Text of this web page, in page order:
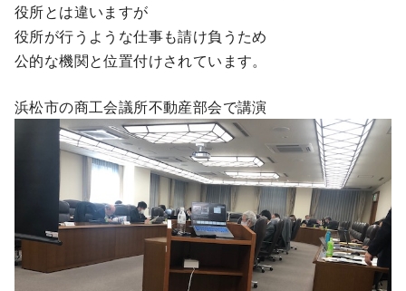
役所とは違いますが
役所が行うような仕事も請け負うため
公的な機関と位置付けされています。
浜松市の商工会議所不動産部会で講演